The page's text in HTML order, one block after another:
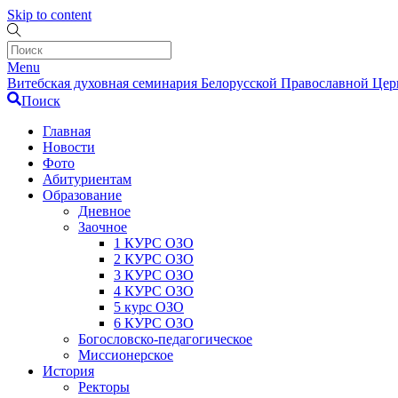
Skip to content
Menu
Витебская духовная семинария Белорусской Православной
Поиск
Главная
Новости
Фото
Абитуриентам
Образование
Дневное
Заочное
1 КУРС ОЗО
2 КУРС ОЗО
3 КУРС ОЗО
4 КУРС ОЗО
5 курс ОЗО
6 КУРС ОЗО
Богословско-педагогическое
Миссионерское
История
Ректоры